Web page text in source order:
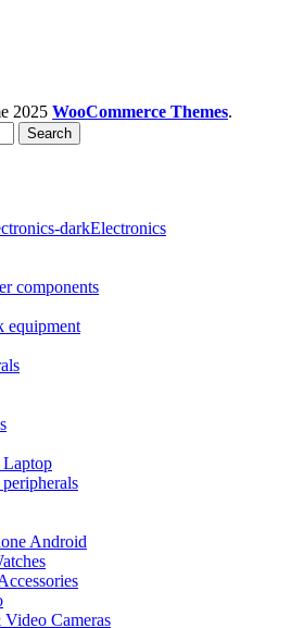
2025 WooCommerce Themes.
Search
Electronics
components
equipment
Android
Cameras